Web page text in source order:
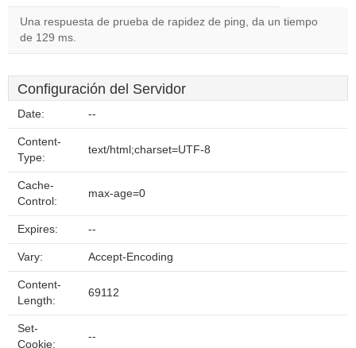
Una respuesta de prueba de rapidez de ping, da un tiempo
de 129 ms.
Configuración del Servidor
Date: --
Content-
Type:
text/html;charset=UTF-8
Cache-
Control:
max-age=0
Expires: --
Vary: Accept-Encoding
Content-
Length:
69112
Set-
Cookie:
--